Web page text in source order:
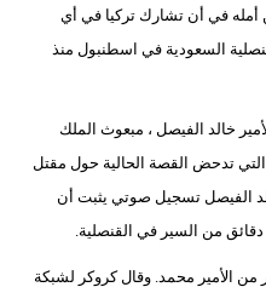
أمله في أن تشارك تركيا في أي
السعودية في اسطنبول منذ
خالد الفيصل ، مبعوث الملك
التي تدحض القصة الحالية حول مقتل
الفيصل تسجيل صوتي يثبت أن
من السير في القنصلية.
من الأمير محمد. وقال كروكر لشبكة